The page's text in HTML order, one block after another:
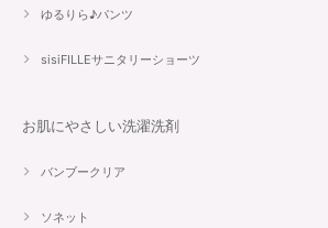
ゆるりら♪パンツ
sisiFILLEサニタリーショーツ
お肌にやさしい洗濯洗剤
バンブークリア
ソネット